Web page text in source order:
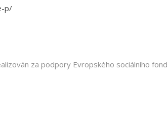
p/
za podpory Evropského sociálního